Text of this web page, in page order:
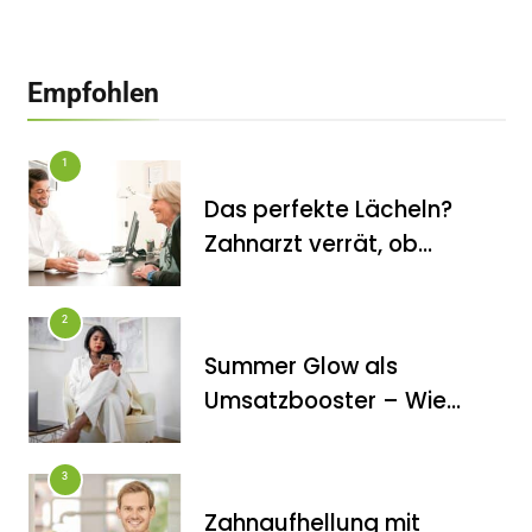
Empfohlen
1
Das perfekte Lächeln?
Zahnarzt verrät, ob
2
Summer Glow als
Umsatzbooster – Wie
3
Zahnaufhellung mit
FITNESS
Die perfekten Liegestütze